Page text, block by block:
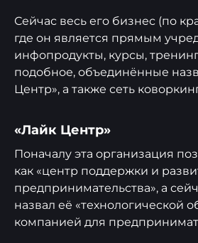
Сейчас весь его бизнес (по
где он является прямым
инфопродукты, курсы,
подобное, объединённые
Центр», а также сеть
«Лайк Центр»
Поначалу эта организация
как «центр поддержки и
предпринимательства», а
назвал её «технологической
компанией для